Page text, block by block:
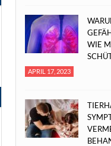
WIE
APRIL 17, 2023